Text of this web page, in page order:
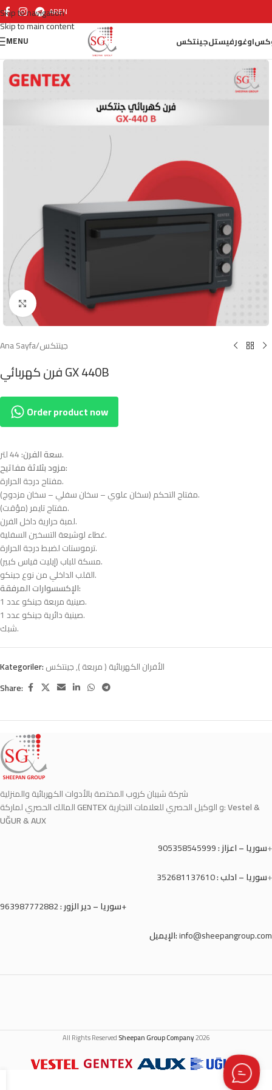
Skip to navigation
Skip to main content
AREN
MENU جينتكسفيستلاوغور
Click to enlarge
Ana Sayfa/جينتكس
فرن كهربائي GX 440B
Order product now
سعة الفرن:44 لتر.
مزود بثلاثة مفاتيح:
مفتاح درجة الحرارة.
مفتاح التحكم (سخان علوي – سخان سفلي – سخان مزدوج).
مفتاح تايمر (مؤقت).
لمبة حرارية داخل الفرن.
غطاء لوشيعة التسخين السفلية.
ترموستات لضبط درجة الحرارة.
مسكة للباب (إيليت قياس كبير).
القلب الداخلي من نوع جينكو.
الإكسسوارات المرفقة:
صينية مربعة جينكو عدد 1.
صينية دائرية جينكو عدد 1.
شبك.
Kategoriler: الأفران الكهربائية ( مربعة ),جينتكس
Share:
شركة شيبان كروب المختصة بالأدوات الكهربائية والمنزلية
GENTEX و الوكيل الحصري للعلامات التجارية:Vestel &
UĞUR & AUX
سوريا – اعزاز :905358545999
+
سوريا – ادلب :352681137610
+
سوريا – دير الزور :963987772882+
الإيميل:info@sheepangroup.com
All Rights ReservedSheepan Group Company2026